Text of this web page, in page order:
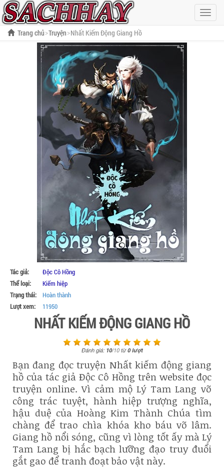
Hiện
menu
Trang chủ Truyện Nhất Kiếm Động Giang Hồ
Tác giả:
Độc Cô Hồng
Thể loại:
Kiếm hiệp
Trạng thái:
Hoàn thành
Lượt xem:
11950
NHẤT KIẾM ĐỘNG GIANG HỒ
Đánh giá: 10/10từ0lượt
Bạn đang đọc truyện Nhất kiếm động giang
hồ của tác giả Độc Cô Hồng trên website đọc
truyện online. Vì cảm mộ Lý Tam Lang võ
công trác tuyệt, hành hiệp trượng nghĩa,
hậu duệ của Hoàng Kim Thành Chúa tìm
chàng để trao chìa khóa kho báu võ lâm.
Giang hồ nổi sóng, cũng vì lòng tốt ấy mà Lý
Tam Lang bị hắc bạch lưỡng đạo truy đuổi
gắt gao để tranh đoạt bảo vật này.